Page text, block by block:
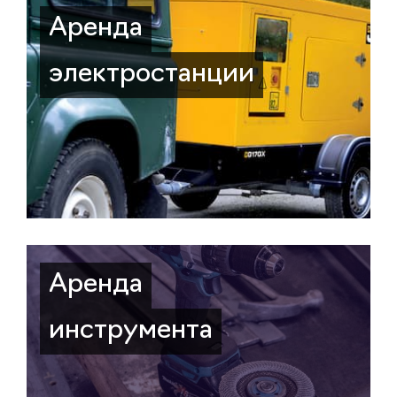
Аренда
электростанции
Аренда
инструмента